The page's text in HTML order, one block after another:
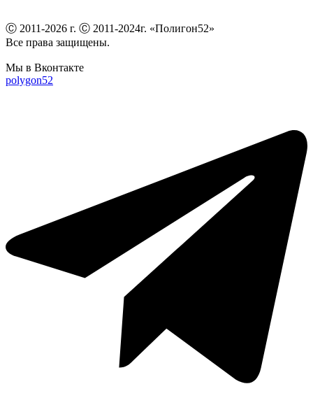
Ⓒ 2011-2026 г. Ⓒ 2011-2024г. «Полигон52»
Все права защищены.
Мы в Вконтакте
polygon52